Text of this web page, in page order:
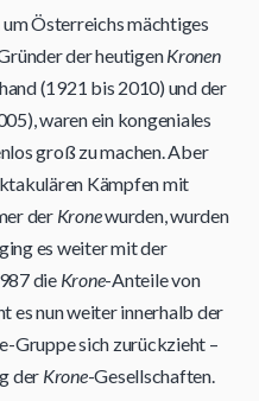
Österreichs mächtiges
der heutigenKronen
(1921 bis 2010) und der
waren ein kongeniales
groß zu machen. Aber
Kämpfen mit
der Kronewurden, wurden
es weiter mit der
die Krone-Anteile von
es nun weiter innerhalb der
Gruppe sich zurückzieht –
der Krone-Gesellschaften.